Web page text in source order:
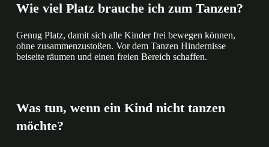
Wie viel Platz brauche ich zum Tanzen?
Genug Platz, damit sich alle Kinder frei bewegen können,
ohne zusammenzustoßen. Vor dem Tanzen Hindernisse
beiseite räumen und einen freien Bereich schaffen.
Was tun, wenn ein Kind nicht tanzen
möchte?